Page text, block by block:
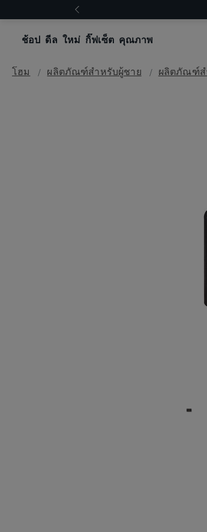
ช้อป ดีล ใหม่ กิ๊ฟเซ็ต คุณภาพ
โฮม ผลิตภัณฑ์สำหรับผู้ชาย ผลิตภัณฑ์ส